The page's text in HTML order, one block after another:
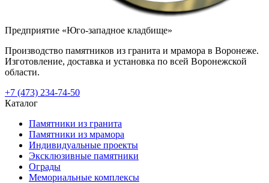
Предприятие «Юго-западное кладбище»
Производство памятников из гранита и мрамора в Воронеже.
Изготовление, доставка и установка по всей Воронежской
области.
+7 (473) 234-74-50
Каталог
Памятники из гранита
Памятники из мрамора
Индивидуальные проекты
Эксклюзивные памятники
Ограды
Мемориальные комплексы